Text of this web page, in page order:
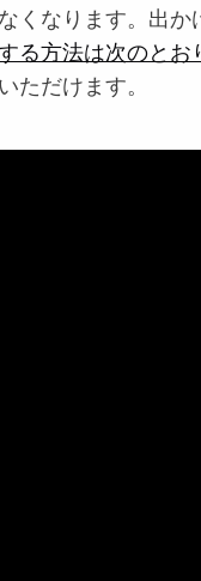
くなります。出
る方法は次のとお
ただけます。